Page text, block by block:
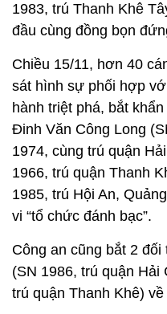
1983, trú Thanh Khê
đầu cùng đồng bọn
Chiều 15/11, hơn 40
sát hình sự phối hợp
hành triệt phá, bắt
Đinh Văn Công Long
1974, cùng trú quận
1966, trú quận Thanh
1985, trú Hội An,
vi “tổ chức đánh bạc”.
Công an cũng bắt 2
(SN 1986, trú quận
trú quận Thanh Khê) về